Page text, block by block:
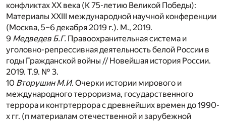
конфликтах ХХ века (К 75-летию Великой Победы):
Материалы XXIII международной научной конференции
(Москва, 5–6 декабря 2019 г.). М., 2019.
9 Медведев Б.Г. Правоохранительная система и
уголовно-репрессивная деятельность белой России в
годы Гражданской войны // Новейшая история России.
2019. Т.9. № 3.
10 Вторушин М.И. Очерки истории мирового и
международного терроризма, государственного
террора и контртеррора с древнейших времен до 1990-
х гг. (п материалам отечественной и зарубежной